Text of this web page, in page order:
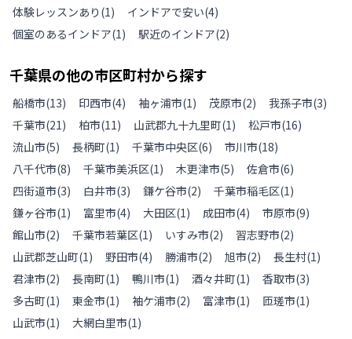
体験レッスンあり (1) インドアで安い(4)
個室のあるインドア(1) 駅近のインドア(2)
千葉県の他の市区町村から探す
船橋市(13) 印西市(4) 袖ヶ浦市(1) 茂原市(2) 我孫子市(3)
千葉市(21) 柏市(11) 山武郡九十九里町(1) 松戸市(16)
流山市(5) 長柄町(1) 千葉市中央区(6) 市川市(18)
八千代市(8) 千葉市美浜区(1) 木更津市(5) 佐倉市(6)
四街道市(3) 白井市(3) 鎌ケ谷市(2) 千葉市稲毛区(1)
鎌ヶ谷市(1) 富里市(4) 大田区(1) 成田市(4) 市原市(9)
館山市(2) 千葉市若葉区(1) いすみ市(2) 習志野市(2)
山武郡芝山町(1) 野田市(4) 勝浦市(2) 旭市(2) 長生村(1)
君津市(2) 長南町(1) 鴨川市(1) 酒々井町(1) 香取市(3)
多古町(1) 東金市(1) 袖ケ浦市(2) 富津市(1) 匝瑳市(1)
山武市(1) 大網白里市(1)